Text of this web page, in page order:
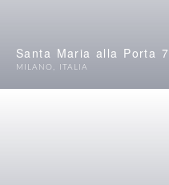
Santa Maria alla Porta 7
MILANO , ITALIA